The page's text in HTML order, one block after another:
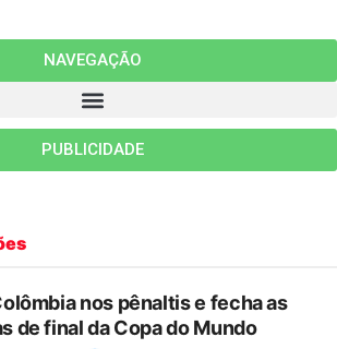
NAVEGAÇÃO
PUBLICIDADE
nos pênaltis e fecha as
de final da Copa do Mundo